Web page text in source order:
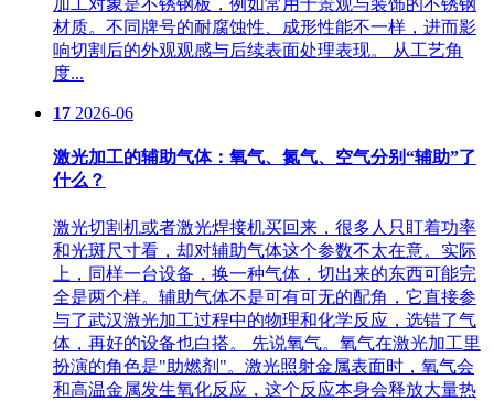
加工对象是不锈钢板，例如常用于景观与装饰的不锈钢
材质。不同牌号的耐腐蚀性、成形性能不一样，进而影
响切割后的外观观感与后续表面处理表现。 从工艺角
度...
17 2026-06
激光加工的辅助气体：氧气、氮气、空气分别“辅助”了
什么？
激光切割机或者激光焊接机买回来，很多人只盯着功率
和光斑尺寸看，却对辅助气体这个参数不太在意。实际
上，同样一台设备，换一种气体，切出来的东西可能完
全是两个样。辅助气体不是可有可无的配角，它直接参
与了武汉激光加工过程中的物理和化学反应，选错了气
体，再好的设备也白搭。 先说氧气。氧气在激光加工里
扮演的角色是"助燃剂"。激光照射金属表面时，氧气会
和高温金属发生氧化反应，这个反应本身会释放大量热